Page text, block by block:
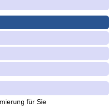
für Sie